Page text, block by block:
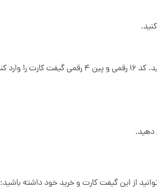
دهید.
از این گیفت کارت و خرید خود داشته باشید: